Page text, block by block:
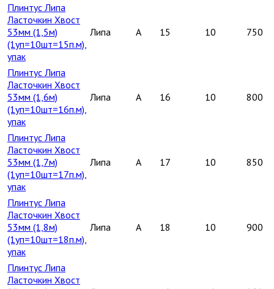
Плинтус Липа
Ласточкин Хвост
53мм (1,5м)
(1уп=10шт=15п.м),
упак
Липа A 15 10 750
Плинтус Липа
Ласточкин Хвост
53мм (1,6м)
(1уп=10шт=16п.м),
упак
Липа A 16 10 800
Плинтус Липа
Ласточкин Хвост
53мм (1,7м)
(1уп=10шт=17п.м),
упак
Липа A 17 10 850
Плинтус Липа
Ласточкин Хвост
53мм (1,8м)
(1уп=10шт=18п.м),
упак
Липа A 18 10 900
Плинтус Липа
Ласточкин Хвост